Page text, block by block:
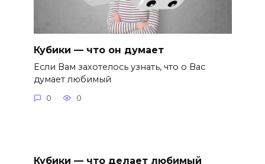
Кубики — что он думает
Если Вам захотелось узнать, что о Вас
думает любимый
0 0
Кубики — что делает любимый